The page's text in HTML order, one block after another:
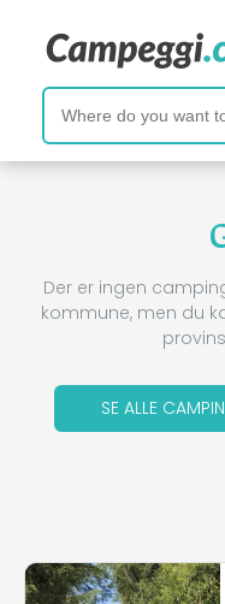
Der er ingen
kommune, men du
SE ALLE